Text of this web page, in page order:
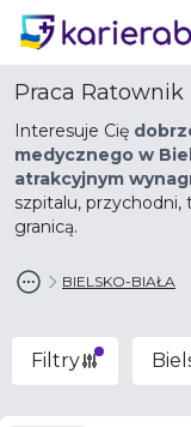
Praca Ratownik
Interesuje Cię
medycznego w
atrakcyjnym
szpitalu,
granicą.
BIELSKO-BIAŁA
Filtry